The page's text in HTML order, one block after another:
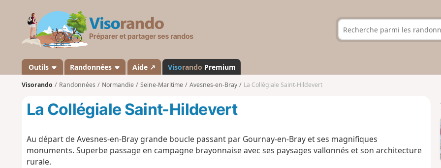
s
a
n
d
Outils Randonnées Aide ↗ Visorando Premium
Visorando Randonnées Normandie Seine-Maritime Avesnes-en-Bray La Collégiale Saint-Hildevert
La Collégiale Saint-Hildevert
Au départ de Avesnes-en-Bray grande boucle passant par Gournay-en-Bray et ses magnifiques
monuments. Superbe passage en campagne brayonnaise avec ses paysages vallonnés et son architecture
rurale.